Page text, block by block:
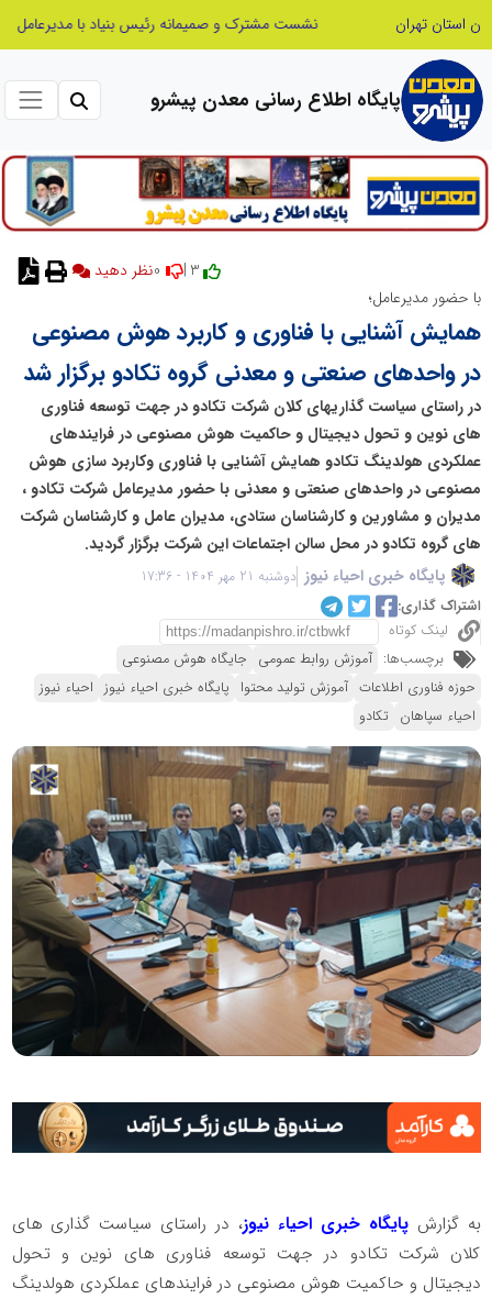
نشست مشترک و صمیمانه رئیس بنیاد با مدیرعامل اتحادیه تعاونی‌های توسعه روستایی و منابع طبیعی استان البرز
پایگاه اطلاع رسانی معدن پیشرو
3 |
نظر دهید
با حضور مدیرعامل؛
همایش آشنایی با فناوری و کاربرد هوش مصنوعی
در واحدهای صنعتی و معدنی گروه تکادو برگزار شد
در راستای سیاست گذاریهای کلان شرکت تکادو در جهت توسعه فناوری
های نوین و تحول دیجیتال و حاکمیت هوش مصنوعی در فرایندهای
عملکردی هولدینگ تکادو همایش آشنایی با فناوری وکاربرد سازی هوش
مصنوعی در واحدهای صنعتی و معدنی با حضور مدیرعامل شرکت تکادو ،
مدیران و مشاورین و کارشناسان ستادی، مدیران عامل و کارشناسان شرکت
های گروه تکادو در محل سالن اجتماعات این شرکت برگزار گردید.
پایگاه خبری احیاء نیوز دوشنبه 21 مهر 1404 - 17:36
اشتراک گذاری:
لینک کوتاه
برچسب‌ها: آموزش روابط عمومی جایگاه هوش مصنوعی
حوزه فناوری اطلاعات آموزش تولید محتوا پایگاه خبری احیاء نیوز احیاء نیوز
احیاء سپاهان تکادو
به گزارش پایگاه خبری احیاء نیوز، در راستای سیاست گذاری های
کلان شرکت تکادو در جهت توسعه فناوری های نوین و تحول
دیجیتال و حاکمیت هوش مصنوعی در فرایندهای عملکردی هولدینگ